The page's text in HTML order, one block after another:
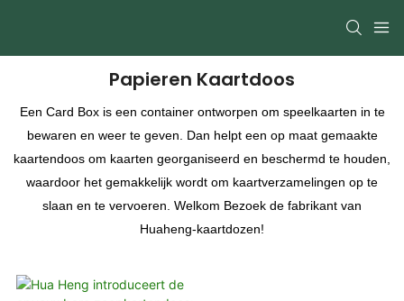
Papieren Kaartdoos
Een Card Box is een container ontworpen om speelkaarten in te
bewaren en weer te geven. Dan helpt een op maat gemaakte
kaartendoos om kaarten georganiseerd en beschermd te houden,
waardoor het gemakkelijk wordt om kaartverzamelingen op te
slaan en te vervoeren. Welkom Bezoek de fabrikant van
Huaheng-kaartdozen!